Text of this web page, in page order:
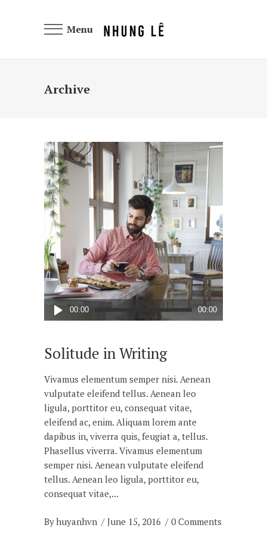
Menu
Archive
Audio
Player
00:00 00:00
Solitude in Writing
Vivamus elementum semper nisi. Aenean
vulputate eleifend tellus. Aenean leo
ligula, porttitor eu, consequat vitae,
eleifend ac, enim. Aliquam lorem ante
dapibus in, viverra quis, feugiat a, tellus.
Phasellus viverra. Vivamus elementum
semper nisi. Aenean vulputate eleifend
tellus. Aenean leo ligula, porttitor eu,
consequat vitae,
Byhuyanhvn June 15, 2016 0 Comments